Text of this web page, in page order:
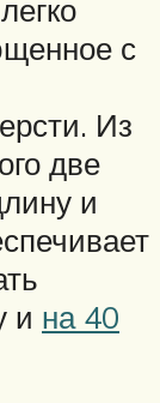
с
Из
две
и
и на 40